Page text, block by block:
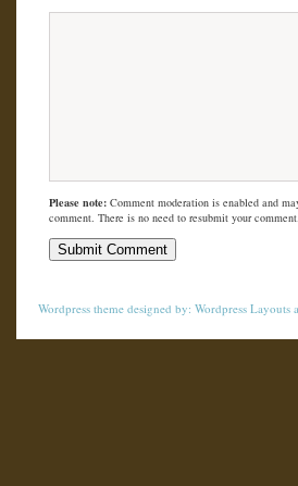
Please note: Comment moderation is enabled and
comment. There is no need to resubmit your comment.
Wordpress theme designed by: Wordpress Layouts